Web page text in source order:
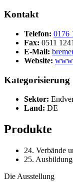
Kontakt
Telefon: 0176
Fax: 0511
E-Mail:
Website:
Kategorisierung
Sektor:
Land: DE
Produkte
24. Verbände
25.
Die Ausstellung